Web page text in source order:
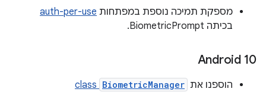
מספקת תמיכה נוספת במפתחות auth-per-use
בכיתה BiometricPrompt.
‫Android 10
הוספנו את BiometricManager